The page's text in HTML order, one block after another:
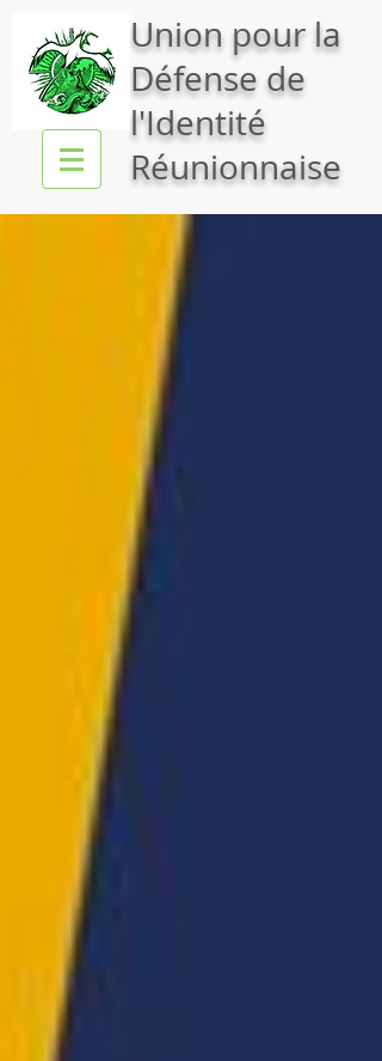
Union pour la
Défense de
l'Identité
Réunionnaise